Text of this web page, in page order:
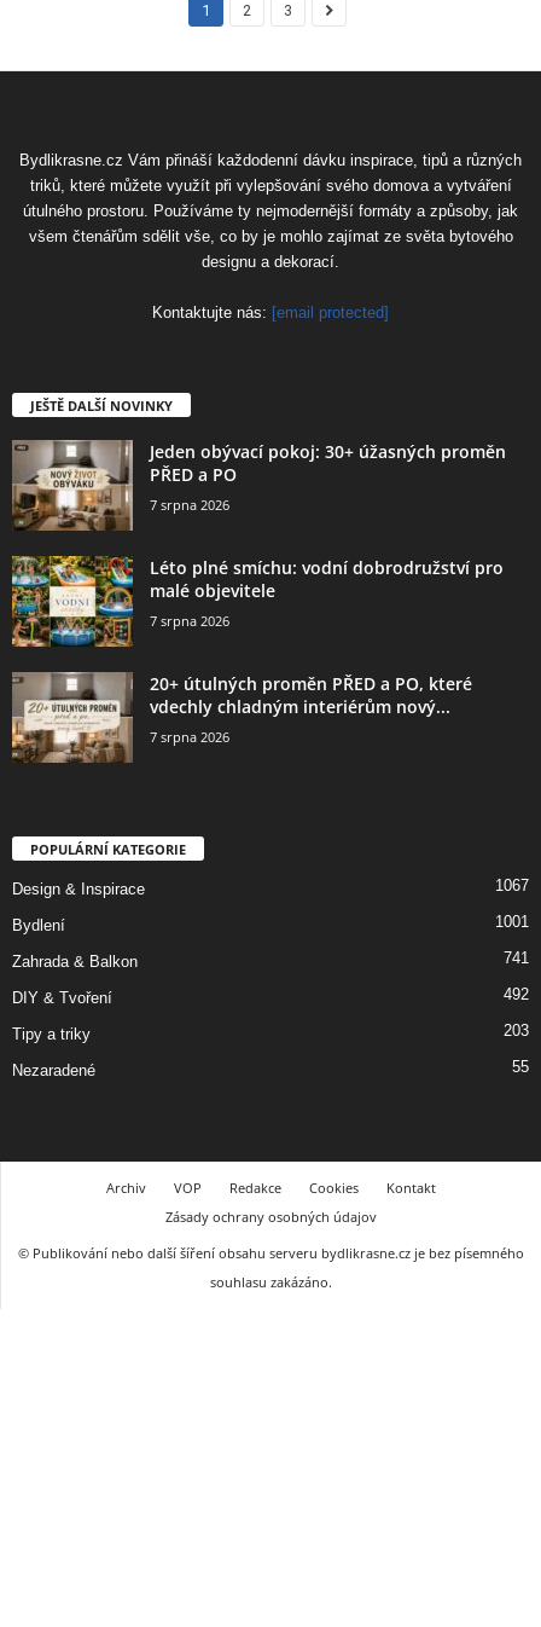
1 2 3
Bydlikrasne.cz Vám přináší každodenní dávku inspirace, tipů a různých
triků, které můžete využít při vylepšování svého domova a vytváření
útulného prostoru. Používáme ty nejmodernější formáty a způsoby, jak
všem čtenářům sdělit vše, co by je mohlo zajímat ze světa bytového
designu a dekorací.
Kontaktujte nás: [email protected]
JEŠTĚ DALŠÍ NOVINKY
Jeden obývací pokoj: 30+ úžasných proměn
PŘED a PO
7 srpna 2026
Léto plné smíchu: vodní dobrodružství pro
malé objevitele
7 srpna 2026
20+ útulných proměn PŘED a PO, které
vdechly chladným interiérům nový...
7 srpna 2026
POPULÁRNÍ KATEGORIE
Design & Inspirace 1067
Bydlení 1001
Zahrada & Balkon 741
DIY & Tvoření 492
Tipy a triky 203
Nezaradené 55
Archiv VOP Redakce Cookies
Kontakt
Zásady ochrany osobných údajov
© Publikování nebo další šíření obsahu serveru bydlikrasne.cz je bez písemného
souhlasu zakázáno.